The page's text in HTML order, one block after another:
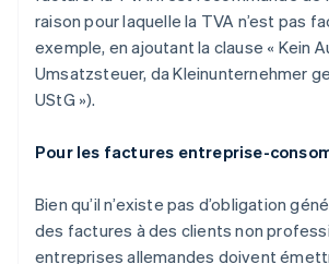
raison pour laquelle la TVA n’est pas
exemple, en ajoutant la clause « Kein
Umsatzsteuer, da Kleinunternehmer
UStG »).
Pour les factures entreprise-
Bien qu’il n’existe pas d’obligation
des factures à des clients non
entreprises allemandes doivent